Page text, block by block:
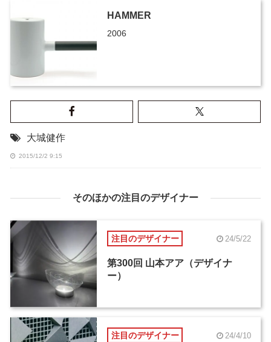
HAMMER
2006
大城健作
2015/12/2 9:15
そのほかの注目のデザイナー
注目のデザイナー 24/5/22
第300回 山本アア（デザイナ
ー）
注目のデザイナー 24/4/10